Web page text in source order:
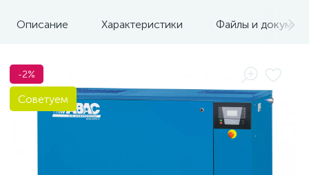
Описание Характеристики Файлы и
-2%
Советуем